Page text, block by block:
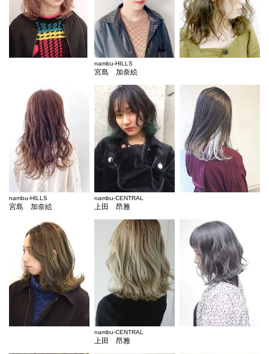
nambu-HILLS
宮島 加奈絵
nambu-HILLS
宮島 加奈絵
nambu-CENTRAL
上田 昂雅
nambu-CENTRAL
上田 昂雅